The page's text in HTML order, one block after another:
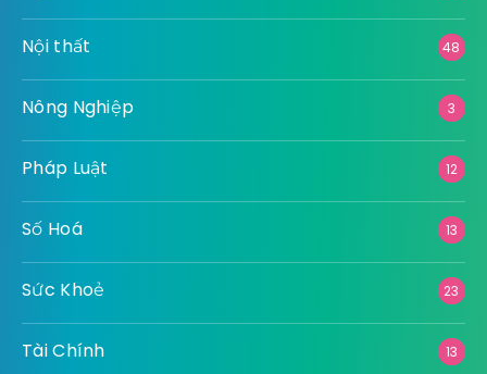
Nội thất 48
Nông Nghiệp 3
Pháp Luật 12
Số Hoá 13
Sức Khoẻ 23
Tài Chính 13